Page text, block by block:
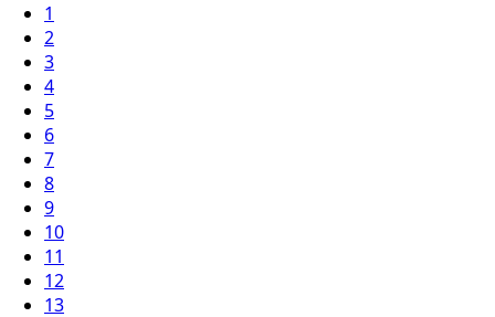
1
2
3
4
5
6
7
8
9
10
11
12
13